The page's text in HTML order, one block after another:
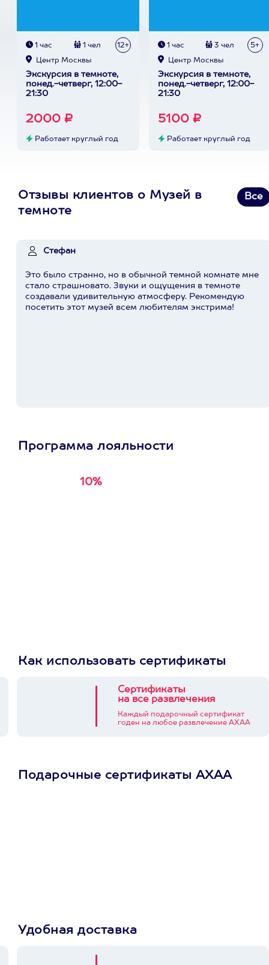
1 час 1 чел 12+
Центр Москвы
Экскурсия в темноте,
понед.-четверг, 12:00-
21:30
2000 ₽
Работает круглый год
1 час 3 чел 5+
Центр Москвы
Экскурсия в темноте,
понед.-четверг, 12:00-
21:30
5100 ₽
Работает круглый год
Отзывы клиентов о Музей в
темноте
Все
Стефан
Это было странно, но в обычной темной комнате мне
стало страшновато. Звуки и ощущения в темноте
создавали удивительную атмосферу. Рекомендую
посетить этот музей всем любителям экстрима!
Программа лояльности
10%
Как использовать сертификаты
Сертификаты
на все развлечения
Каждый подарочный сертификат
годен на любое развлечение АХАА
Подарочные сертификаты АХАА
Удобная доставка